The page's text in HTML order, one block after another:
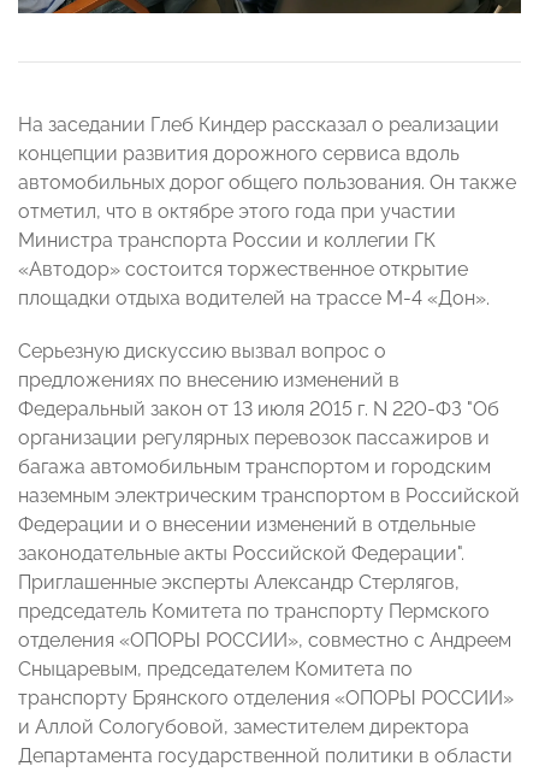
На заседании Глеб Киндер рассказал о реализации
концепции развития дорожного сервиса вдоль
автомобильных дорог общего пользования. Он также
отметил, что в октябре этого года при участии
Министра транспорта России и коллегии ГК
«Автодор» состоится торжественное открытие
площадки отдыха водителей на трассе М-4 «Дон».
Серьезную дискуссию вызвал вопрос о
предложениях по внесению изменений в
Федеральный закон от 13 июля 2015 г. N 220-ФЗ "Об
организации регулярных перевозок пассажиров и
багажа автомобильным транспортом и городским
наземным электрическим транспортом в Российской
Федерации и о внесении изменений в отдельные
законодательные акты Российской Федерации".
Приглашенные эксперты Александр Стерлягов,
председатель Комитета по транспорту Пермского
отделения «ОПОРЫ РОССИИ», совместно с Андреем
Сныцаревым, председателем Комитета по
транспорту Брянского отделения «ОПОРЫ РОССИИ»
и Аллой Сологубовой, заместителем директора
Департамента государственной политики в области